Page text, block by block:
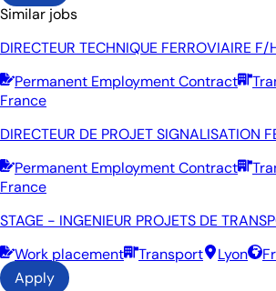
Similar jobs
DIRECTEUR TECHNIQUE FERROVIAIRE F/
Permanent Employment Contract
France
DIRECTEUR DE PROJET SIGNALISATION
Permanent Employment Contract
France
STAGE - INGENIEUR PROJETS DE
Work placement
Transport Lyon
Apply